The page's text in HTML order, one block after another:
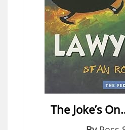
The Joke’s